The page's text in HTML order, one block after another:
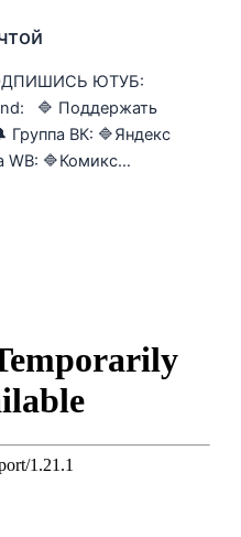
ЮТУБ:
🔷 Поддержать
Группа ВК: 🔷Яндекс
WB: 🔷Комикс…